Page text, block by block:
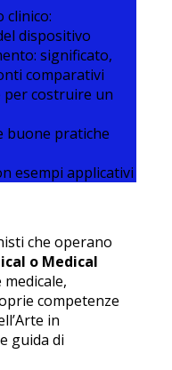
clinico:
dispositivo
significato,
comparativi
per costruire un
buone pratiche
esempi applicativi
che operano
o Medical
competenze
in
guida di